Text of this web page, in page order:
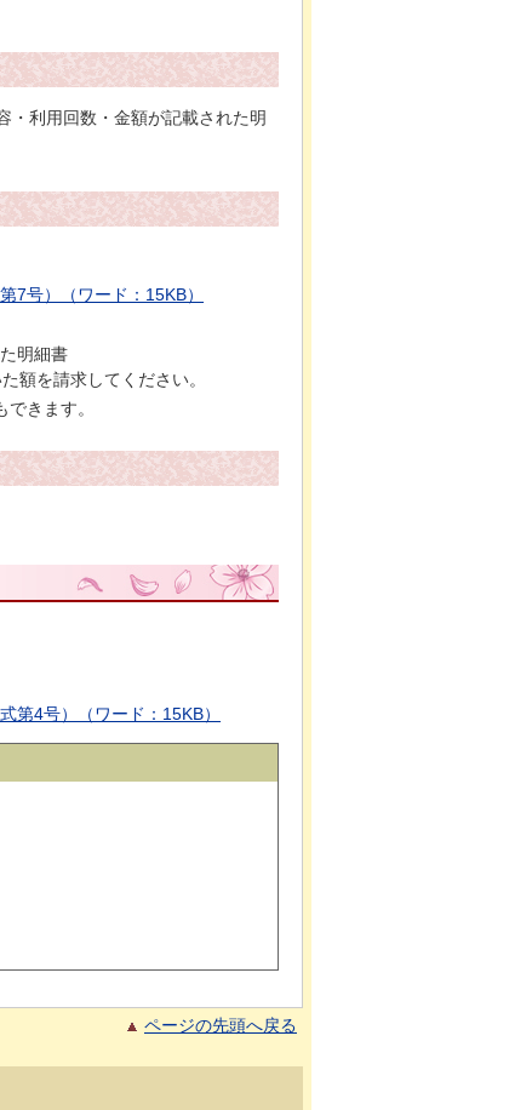
・利用回数・金額が記載された明
7号）（ワード：15KB）
明細書
額を請求してください。
きます。
第4号）（ワード：15KB）
ページの先頭へ戻る